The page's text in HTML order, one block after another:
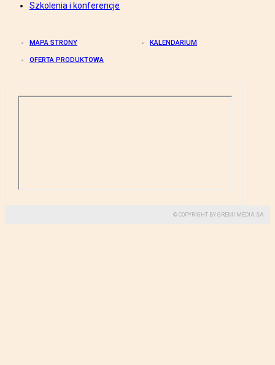
Szkolenia i konferencje
MAPA STRONY KALENDARIUM
OFERTA PRODUKTOWA
© COPYRIGHT BY GREMI MEDIA SA